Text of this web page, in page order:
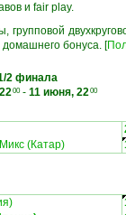
и fair play.
групповой
бонуса. [
2 финала
00- 11 июня, 2200
(Катар)